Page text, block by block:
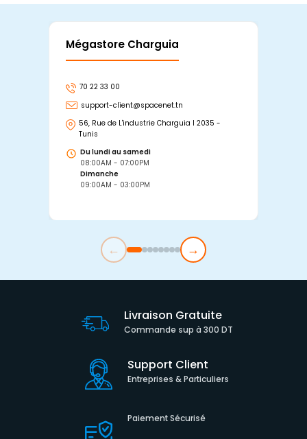
Mégastore Charguia
70 22 33 00
support-client@spacenet.tn
56, Rue de L'industrie Charguia I 2035 -
Tunis
Du lundi au samedi
08:00AM - 07:00PM
Dimanche
09:00AM - 03:00PM
← →
Livraison Gratuite
Commande sup à 300 DT
Support Client
Entreprises & Particuliers
Paiement Sécurisé